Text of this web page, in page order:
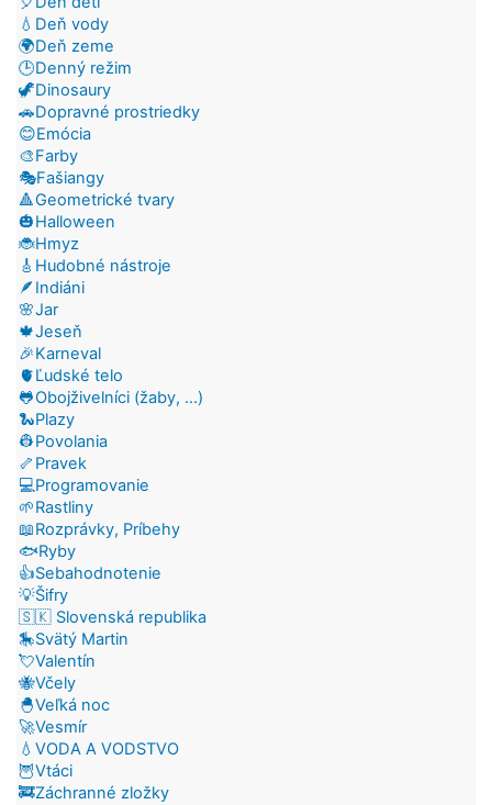
💧Deň vody
🌍Deň zeme
🕒Denný režim
🦖Dinosaury
🚗Dopravné prostriedky
😊Emócia
🎨Farby
🎭Fašiangy
🔺Geometrické tvary
🎃Halloween
🐞Hmyz
🎸Hudobné nástroje
🪶Indiáni
🌸Jar
🍁Jeseň
🎉Karneval
🫀Ľudské telo
🐸Obojživelníci (žaby, ...)
🐍Plazy
👷Povolania
🦴Pravek
💻Programovanie
🌱Rastliny
📖Rozprávky, Príbehy
🐟Ryby
👍Sebahodnotenie
💡Šifry
🇸🇰 Slovenská republika
🎠Svätý Martin
💘Valentín
🐝Včely
🐣Veľká noc
🚀Vesmír
💧VODA A VODSTVO
🦉Vtáci
🚒Záchranné zložky